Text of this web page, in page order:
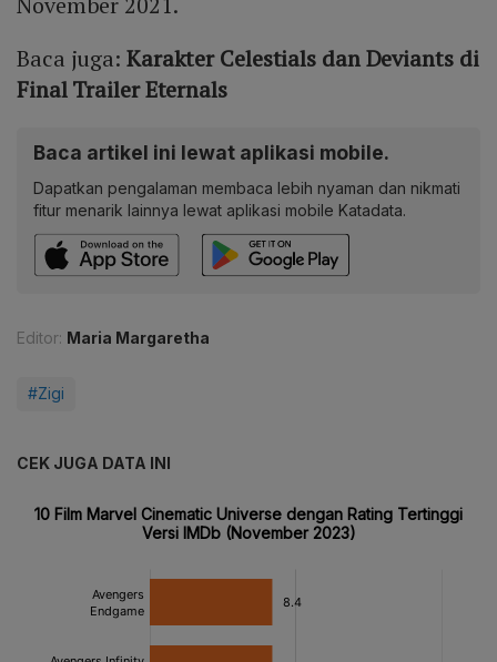
Baca juga: Karakter Celestials dan Deviants di
Final Trailer Eternals
Baca artikel ini lewat aplikasi mobile.
Dapatkan pengalaman membaca lebih nyaman dan nikmati
fitur menarik lainnya lewat aplikasi mobile Katadata.
Editor: Maria Margaretha
#Zigi
CEK JUGA DATA INI